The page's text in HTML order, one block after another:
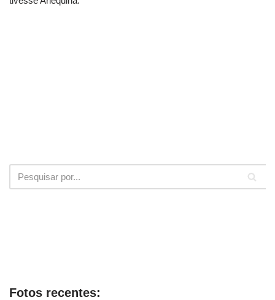
Fotos recentes: